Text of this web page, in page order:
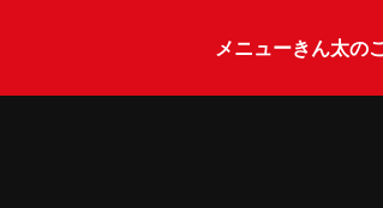
メニューきん太の